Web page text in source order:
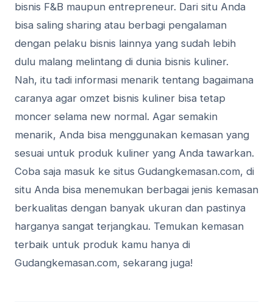
bisnis F&B maupun entrepreneur. Dari situ Anda
bisa saling sharing atau berbagi pengalaman
dengan pelaku bisnis lainnya yang sudah lebih
dulu malang melintang di dunia bisnis kuliner.
Nah, itu tadi informasi menarik tentang bagaimana
caranya agar omzet bisnis kuliner bisa tetap
moncer selama new normal. Agar semakin
menarik, Anda bisa menggunakan kemasan yang
sesuai untuk produk kuliner yang Anda tawarkan.
Coba saja masuk ke situs Gudangkemasan.com, di
situ Anda bisa menemukan berbagai jenis kemasan
berkualitas dengan banyak ukuran dan pastinya
harganya sangat terjangkau. Temukan kemasan
terbaik untuk produk kamu hanya di
Gudangkemasan.com, sekarang juga!